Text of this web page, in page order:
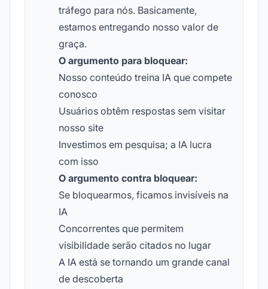
tráfego para nós. Basicamente,
estamos entregando nosso valor de
graça.
O argumento para bloquear:
Nosso conteúdo treina IA que compete
conosco
Usuários obtêm respostas sem visitar
nosso site
Investimos em pesquisa; a IA lucra
com isso
O argumento contra bloquear:
Se bloquearmos, ficamos invisíveis na
IA
Concorrentes que permitem
visibilidade serão citados no lugar
A IA está se tornando um grande canal
de descoberta